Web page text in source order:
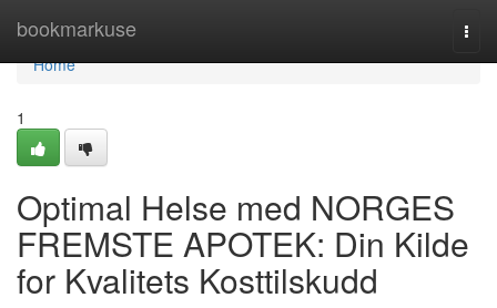
bookmarkuse
Home
Home
1
Optimal Helse med NORGES
FREMSTE APOTEK: Din Kilde
for Kvalitets Kosttilskudd